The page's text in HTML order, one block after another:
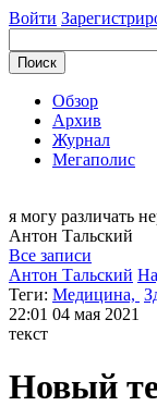
Войти
Обзор
Архив
Журнал
Мегаполис
я могу различать
Антон Тальский
Все записи
Антон Тальский
Теги: Медицина,
22:01 04 мая 2021
текст
Новый